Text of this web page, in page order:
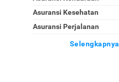
Asuransi Kesehatan
Asuransi Perjalanan
Selengkapnya